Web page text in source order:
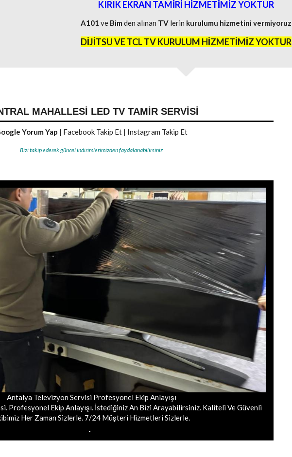
KIRIK EKRAN TAMİRİ HİZMETİMİZ YOKTUR
A101 ve Bim den alınan TV lerin kurulumu hizmetini vermiyoruz
DİJİTSU VE TCL TV KURULUM HİZMETİMİZ YOKTUR
MAHALLESI LED TV TAMIR SERVISI
Yorum Yap | Facebook Takip Et | Instagram Takip Et
Bizi takip ederek güncel indirimlerimizden faydalanabilirsiniz
Antalya Televizyon Servisi Profesyonel Ekip Anlayışı
Profesyonel Ekip Anlayışı. İstediğiniz An Bizi Arayabilirsiniz. Kaliteli Ve Güvenli
Her Zaman Sizlerle. 7/24 Müşteri Hizmetleri Sizlerle.